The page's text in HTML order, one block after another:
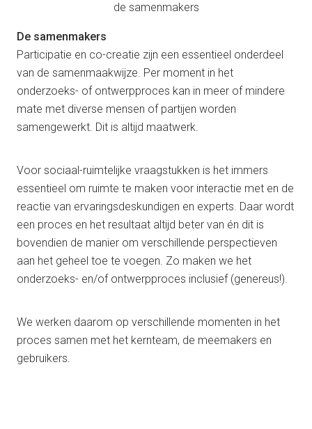
de samenmakers
De samenmakers
Participatie en co-creatie zijn een essentieel onderdeel
van de samenmaakwijze. Per moment in het
onderzoeks- of ontwerpproces kan in meer of mindere
mate met diverse mensen of partijen worden
samengewerkt. Dit is altijd maatwerk.
Voor sociaal-ruimtelijke vraagstukken is het immers
essentieel om ruimte te maken voor interactie met en de
reactie van ervaringsdeskundigen en experts. Daar wordt
een proces en het resultaat altijd beter van én dit is
bovendien de manier om verschillende perspectieven
aan het geheel toe te voegen. Zo maken we het
onderzoeks- en/of ontwerpproces inclusief (genereus!).
We werken daarom op verschillende momenten in het
proces samen met het kernteam, de meemakers en
gebruikers.